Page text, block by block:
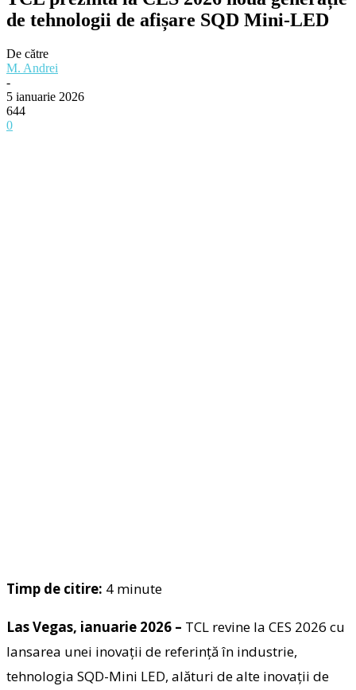
de tehnologii de afișare SQD Mini-LED
De către
M. Andrei
-
5 ianuarie 2026
644
0
Timp de citire: 4 minute
Las Vegas, ianuarie 2026 – TCL revine la CES 2026 cu
lansarea unei inovații de referință în industrie,
tehnologia SQD-Mini LED, alături de alte inovații de